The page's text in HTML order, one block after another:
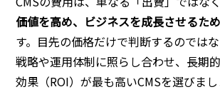
価値を高め、ビジネスを成長させるため
す。目先の価格だけで判断するのでは
戦略や運用体制に照らし合わせ、長期
効果（ROI）が最も高いCMSを選びまし